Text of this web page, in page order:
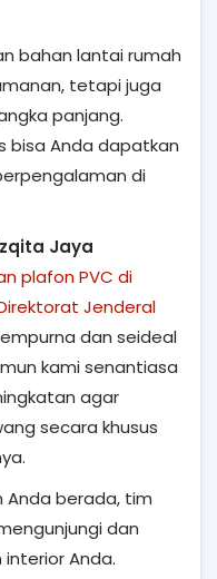
bahan lantai rumah
tetapi juga
panjang.
bisa Anda dapatkan
di
Jaya
plafon PVC di
Jenderal
dan seideal
kami senantiasa
agar
secara khusus
Anda berada, tim
dan
Anda.